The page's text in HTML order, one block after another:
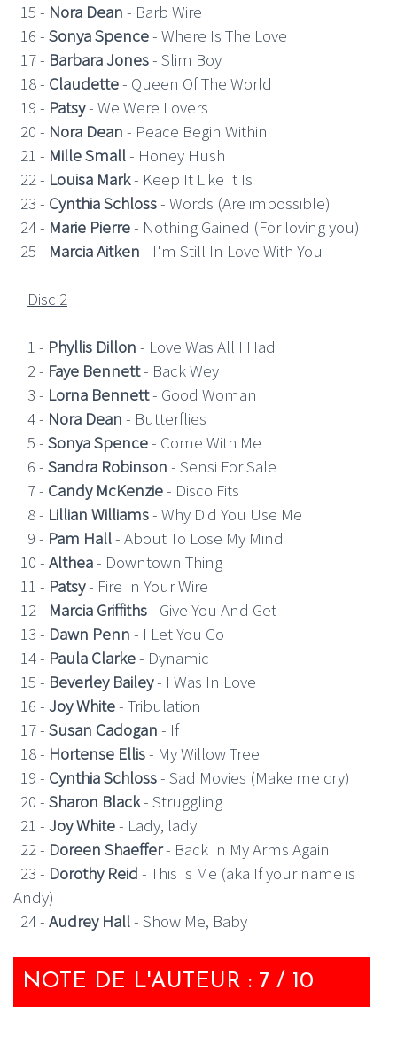
15 - Nora Dean - Barb Wire
16 - Sonya Spence- Where Is The Love
17 - Barbara Jones- Slim Boy
18 - Claudette- Queen Of The World
19 - Patsy- We Were Lovers
20 - Nora Dean - Peace Begin Within
21 - Mille Small- Honey Hush
22 - Louisa Mark- Keep It Like It Is
23 - Cynthia Schloss- Words (Are impossible)
24 - Marie Pierre- Nothing Gained (For loving you)
25 - Marcia Aitken - I'm Still In Love With You
Disc 2
1 - Phyllis Dillon - Love Was All I Had
2 - Faye Bennett- Back Wey
3 - Lorna Bennett- Good Woman
4 - Nora Dean - Butterflies
5 - Sonya Spence- Come With Me
6 - Sandra Robinson - Sensi For Sale
7 - Candy McKenzie- Disco Fits
8 - Lillian Williams- Why Did You Use Me
9 - Pam Hall- About To Lose My Mind
10 - Althea- Downtown Thing
11 - Patsy- Fire In Your Wire
12 - Marcia Griffiths- Give You And Get
13 - Dawn Penn - I Let You Go
14 - Paula Clarke- Dynamic
15 - Beverley Bailey- I Was In Love
16 - Joy White- Tribulation
17 - Susan Cadogan - If
18 - Hortense Ellis- My Willow Tree
19 - Cynthia Schloss- Sad Movies (Make me cry)
20 - Sharon Black- Struggling
21 - Joy White- Lady, lady
22 - Doreen Shaeffer- Back In My Arms Again
23 - Dorothy Reid - This Is Me (aka If your name is
Andy)
24 - Audrey Hall- Show Me, Baby
NOTE DE L'AUTEUR : 7 / 10